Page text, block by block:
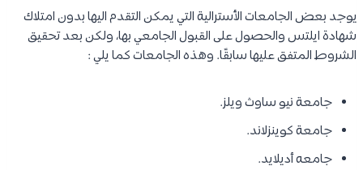
يوجد بعض الجامعات الأسترالية التي يمكن التقدم اليها بدون امتلاك
شهادة ايلتس والحصول على القبول الجامعي بها، ولكن بعد تحقيق
الشروط المتفق عليها سابقًا. وهذه الجامعات كما يلي :
جامعة نيو ساوث ويلز.
جامعة كوينزلاند.
جامعه أديلايد.